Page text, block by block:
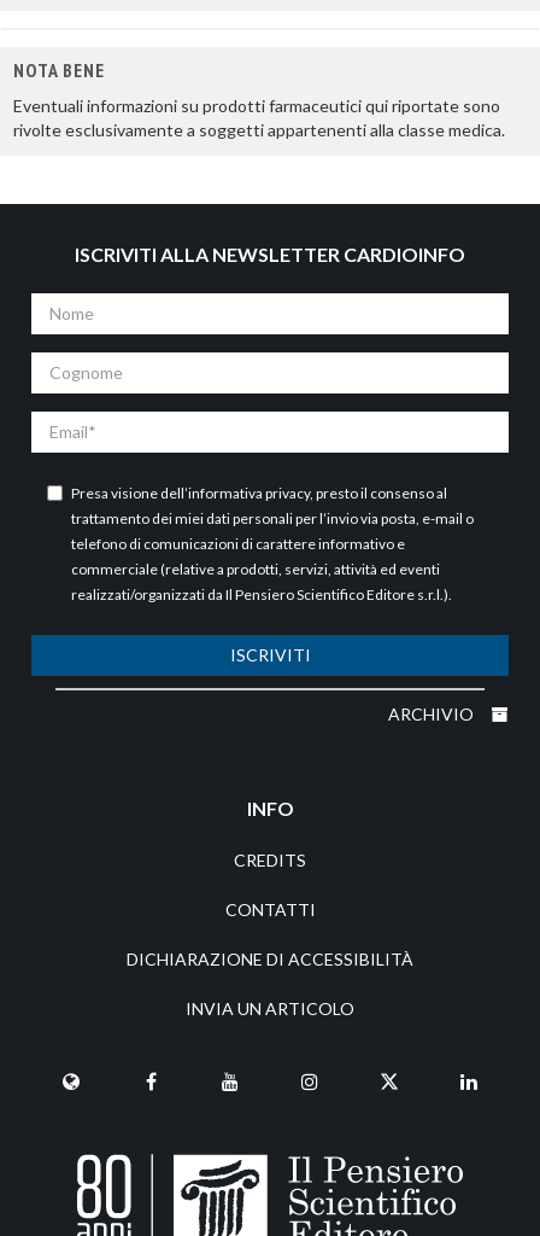
NOTA BENE
Eventuali informazioni su prodotti farmaceutici qui riportate sono
rivolte esclusivamente a soggetti appartenenti alla classe medica.
ISCRIVITI ALLA NEWSLETTER CARDIOINFO
Nome
Cognome
Email
Presa visione dell’informativa privacy, presto il consenso al
trattamento dei miei dati personali per l’invio via posta, e-mail o
telefono di comunicazioni di carattere informativo e
commerciale (relative a prodotti, servizi, attività ed eventi
realizzati/organizzati da Il Pensiero Scientifico Editore s.r.l.).
ISCRIVITI
ARCHIVIO
INFO
CREDITS
CONTATTI
DICHIARAZIONE DI ACCESSIBILITÀ
INVIA UN ARTICOLO